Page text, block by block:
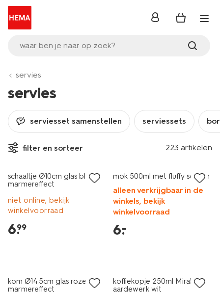
waar ben je naar op zoek?
inloggen
servies
servies
serviessets
serviesset samenstellen
filter en sorteer 223 artikelen
2+1 gratis
schaaltje Ø10cm glas blauw
marmereffect
niet online, bekijk
winkelvoorraad
6.
99
mok 500ml met fluffy sokken
alleen verkrijgbaar in de
winkels, bekijk
winkelvoorraad
6.
–
kom Ø14.5cm glas roze
marmereffect
koffiekopje 250ml Mirabeau
aardewerk wit